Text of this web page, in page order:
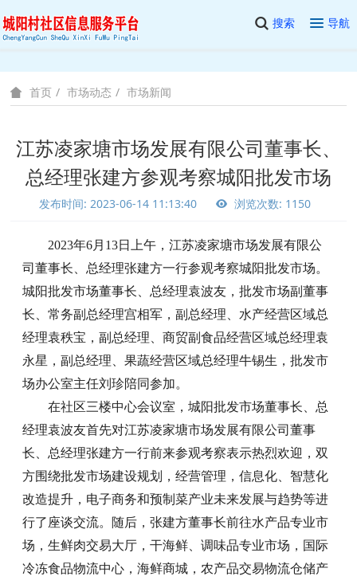
搜索 导航
首页 市场动态 市场新闻
江苏凌家塘市场发展有限公司董事长、
总经理张建方参观考察城阳批发市场
发布时间: 2023-06-14 11:13:40 浏览次数: 1150
2023年6月13日上午，江苏凌家塘市场发展有限公
司董事长
总经理张建方一行参观考察城阳批发市场。
城阳批发市场董事长、总经理袁波友，批发市场副董事
长、常务副总经理宫相军，副总经理、水产经营区域总
经理袁秩宝，副总经理、商贸副食品经营区域总经理袁
永星，副总经理、果蔬经营区域总经理牛锡生，批发市
场办公室主任刘珍陪同参加。
在社区三楼中心会议室，城阳批发市场董事长、总
经理袁波友首先对江苏凌家塘市场发展有限公司董事
长、总经理张建方一行前来参观考察表示热烈欢迎，双
方围绕批发市场建设规划，经营管理，信息化、智慧化
改造提升，电子商务和预制菜产业未来发展与趋势等进
行了座谈交流。随后，张建方董事长前往水产品专业市
场，生鲜肉交易大厅，干海鲜、调味品专业市场，国际
冷冻食品物流中心，海鲜商城，农产品交易物流仓储产